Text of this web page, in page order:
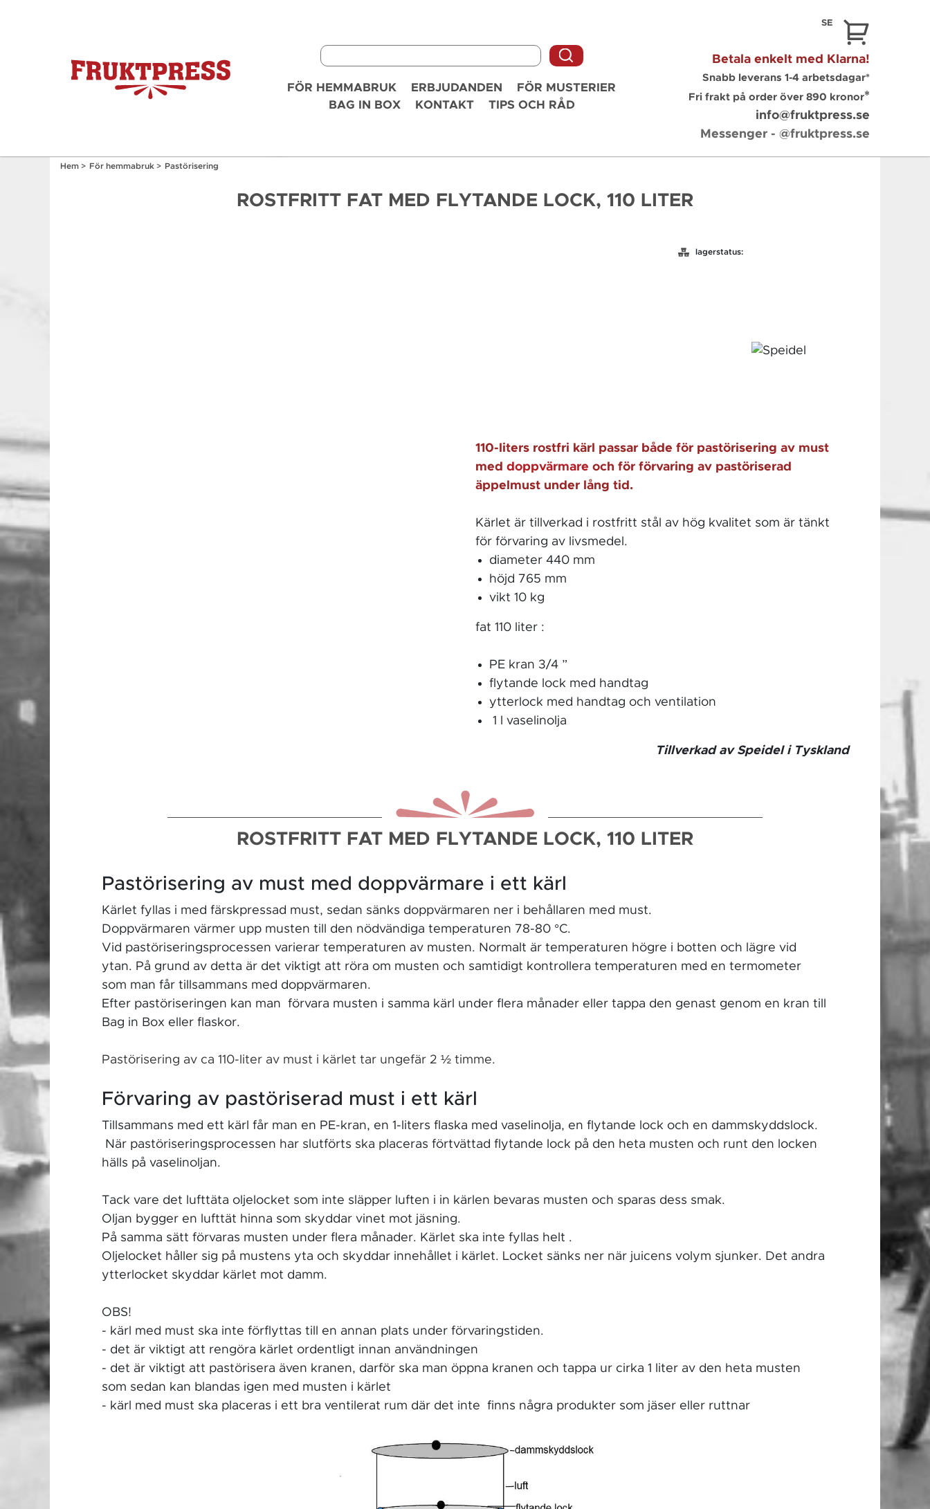
FÖR HEMMABRUK ERBJUDANDEN
FÖR MUSTERIER
BAG IN BOX
KONTAKT TIPS OCH RÅD
SE
Betala enkelt med Klarna!
Snabb leverans 1-4 arbetsdagar*
Fri frakt på order över 890 kronor*
info@fruktpress.se
Messenger - @fruktpress.se
Hem > För hemmabruk > Pastörisering
ROSTFRITT FAT MED FLYTANDE LOCK, 110 LITER
lagerstatus:
110-liters rostfri kärl passar både för pastörisering av must
med doppvärmare och för förvaring av pastöriserad
äppelmust under lång tid.
Kärlet är tillverkad i rostfritt stål av hög kvalitet som är tänkt
för förvaring av livsmedel.
diameter 440 mm
höjd 765 mm
vikt 10 kg
fat 110 liter :
PE kran 3/4 ”
flytande lock med handtag
ytterlock med handtag och ventilation
1 l vaselinolja
Tillverkad av Speidel i Tyskland
ROSTFRITT FAT MED FLYTANDE LOCK, 110 LITER
Pastörisering av must med doppvärmare i ett kärl
Kärlet fyllas i med färskpressad must, sedan sänks doppvärmaren ner i behållaren med must.
Doppvärmaren värmer upp musten till den nödvändiga temperaturen 78-80 °C.
Vid pastöriseringsprocessen varierar temperaturen av musten. Normalt är temperaturen högre i botten och lägre vid
ytan. På grund av detta är det viktigt att röra om musten och samtidigt kontrollera temperaturen med en termometer
som man får tillsammans med doppvärmaren.
Efter pastöriseringen kan man förvara musten i samma kärl under flera månader eller tappa den genast genom en kran till
Bag in Box eller flaskor.
Pastörisering av ca 110- liter av must i kärlet tar ungefär 2 ½ timme.
Förvaring av pastöriserad must i ett kärl
Tillsammans med ett kärl får man en PE-kran, en 1-liters flaska med vaselinolja, en flytande lock och en dammskyddslock.
När pastöriseringsprocessen har slutförts ska placeras förtvättad flytande lock på den heta musten och runt den locken
hälls på vaselinoljan.
Tack vare det lufttäta oljelocket som inte släpper luften i in kärlen bevaras musten och sparas dess smak.
Oljan bygger en lufttät hinna som skyddar vinet mot jäsning.
På samma sätt förvaras musten under flera månader. Kärlet ska inte fyllas helt .
Oljelocket håller sig på mustens yta och skyddar innehållet i kärlet. Locket sänks ner när juicens volym sjunker. Det andra
ytterlocket skyddar kärlet mot damm.
OBS!
- kärl med must ska inte förflyttas till en annan plats under förvaringstiden.
- det är viktigt att rengöra kärlet ordentligt innan användningen
- det är viktigt att pastörisera även kranen, darför ska man öppna kranen och tappa ur cirka 1 liter av den heta musten
som sedan kan blandas igen med musten i kärlet
- kärl med must ska placeras i ett bra ventilerat rum där det inte finns några produkter som jäser eller ruttnar